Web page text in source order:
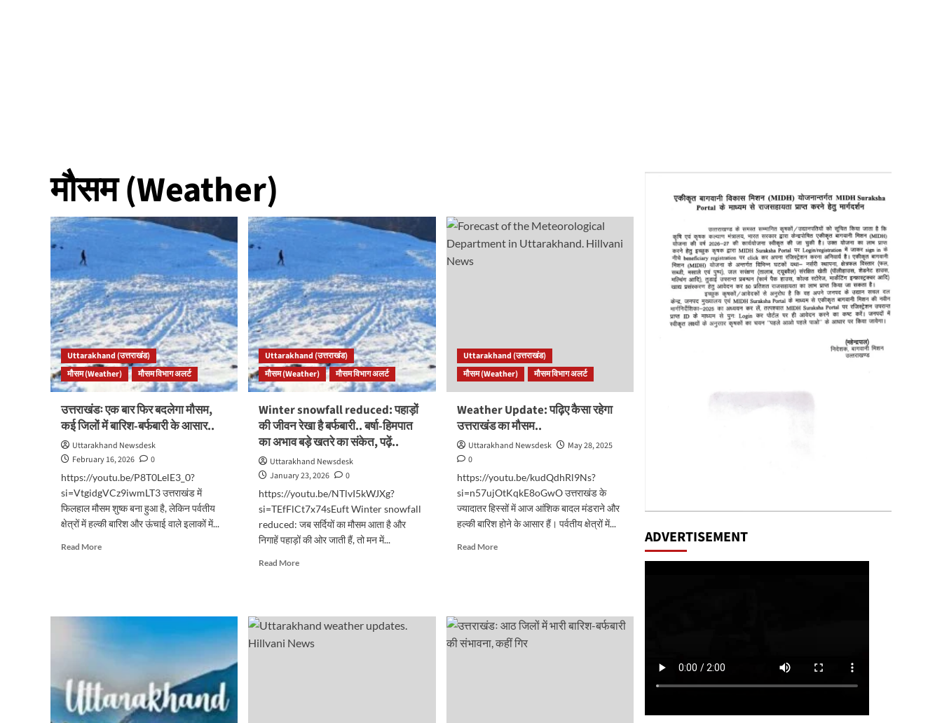
मौसम (Weather)
Uttarakhand (उत्तराखंड)
मौसम (Weather)
मौसम विभाग अलर्ट
उत्तराखंडः एक बार फिर बदलेगा मौसम,
कई जिलों में बारिश-बर्फबारी के आसार..
Uttarakhand Newsdesk
February 16, 2026
0
https://youtu.be/P8T0LelE3_0?
si=VtgidgVCz9iwmLT3 उत्तराखंड में
फिलहाल मौसम शुष्क बना हुआ है, लेकिन पर्वतीय
क्षेत्रों में हल्की बारिश और ऊंचाई वाले इलाकों में...
Read MoreRead
में
बारिश-
बर्फबारी
Uttarakhand (उत्तराखंड)
मौसम (Weather)
मौसम विभाग अलर्ट
Winter snowfall reduced: पहाड़ों
की जीवन रेखा है बर्फबारी.. बर्षा-हिमपात
का अभाव बड़े खतरे का संकेत, पढ़ें..
Uttarakhand Newsdesk
January 23, 2026
0
https://youtu.be/NTlvI5kWJXg?
si=TEfFlCt7x74sEuft Winter snowfall
reduced: जब सर्दियों का मौसम आता है और
निगाहें पहाड़ों की ओर जाती हैं, तो मन में...
Read MoreRead
snowfall
reduced:
पहाड़ों
Uttarakhand (उत्तराखंड)
मौसम (Weather)
मौसम विभाग अलर्ट
Weather Update: पढ़िए कैसा रहेगा
उत्तराखंड का मौसम..
Uttarakhand Newsdesk
May 28, 2025
0
https://youtu.be/kudQdhRl9Ns?
si=n57ujOtKqkE8oGwO उत्तराखंड के
ज्यादातर हिस्सों में आज आंशिक बादल मंडराने और
हल्की बारिश होने के आसार हैं। पर्वतीय क्षेत्रों में...
Read MoreRead
कैसा
रहेगा
उत्तराखंड
ADVERTISEMENT